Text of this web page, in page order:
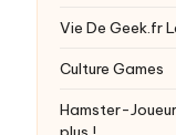
Vie De Geek.fr
Culture Games
Hamster-